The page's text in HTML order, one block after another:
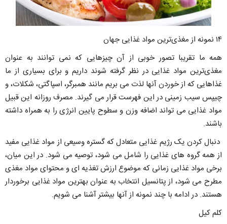
۱۴ نمونه از مغذی‌ترین مواد غذایی جهان
همه ما تقریبا تصور خوبی از آن چیزهایی که نمی توانند به عنوان
مغذی‌ترین مواد غذایی در نظر گرفته شوند داریم و برای بسیاری از ما
غذاهایی که از خوردن آنها لذت می بریم مانند همبرگر، اسپاگتی، شکلات، و
چیپس سیب زمینی در این فهرست قرار می گیرند. مصرف روزانه این قبیل
مواد غذایی می تواند اضافه وزن و سطوح پایین انرژی را به همراه داشته
باشند.
دنبال کردن یک رژیم غذایی متعادل که گستره وسیعی از مواد غذایی مفید
از همه گروه های غذایی را شامل می شود، توصیه می شود. در این میان،
برخی مواد غذایی زمانی که موضوع ارزش تغذیه ای و محتوای مواد مغذی
مطرح می شود، از پتانسیل انتخاب به عنوان بهترین مواد غذایی برخوردار
هستند. در ادامه با چند نمونه از آنها بیشتر آشنا می شویم.
کلم کیل